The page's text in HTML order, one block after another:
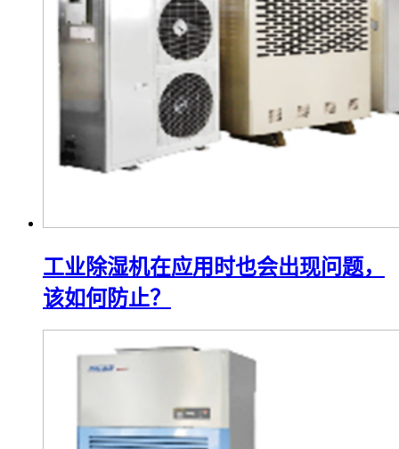
工业除湿机在应用时也会出现问题，
该如何防止？